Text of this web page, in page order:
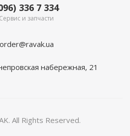
336 7 334
Сервис и запчасти
order@ravak.ua
набережная, 21
All Rights Reserved.